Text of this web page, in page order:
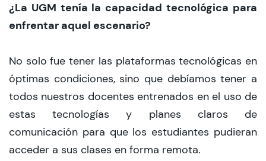
¿La UGM tenía la capacidad tecnológica para
enfrentar aquel escenario?
No solo fue tener las plataformas tecnológicas en
óptimas condiciones, sino que debíamos tener a
todos nuestros docentes entrenados en el uso de
estas tecnologías y planes claros de
comunicación para que los estudiantes pudieran
acceder a sus clases en forma remota.